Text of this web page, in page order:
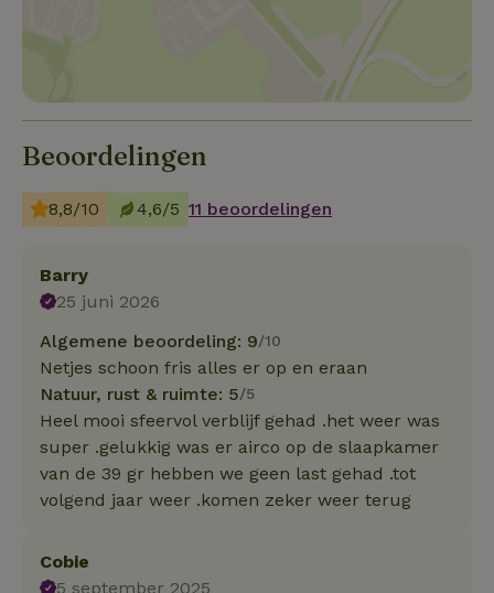
Beoordelingen
8,8/10 4,6/5 11 beoordelingen
Barry
25 juni 2026
Algemene beoordeling: 9/10
Netjes schoon fris alles er op en eraan
Natuur, rust & ruimte: 5/5
Heel mooi sfeervol verblijf gehad .het weer was
super .gelukkig was er airco op de slaapkamer
van de 39 gr hebben we geen last gehad .tot
volgend jaar weer .komen zeker weer terug
Cobie
5 september 2025